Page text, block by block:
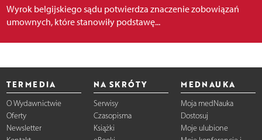
Wyrok belgijskiego sądu potwierdza znaczenie zobowiązań
umownych, które stanowiły podstawę...
TERMEDIA
O Wydawnictwie
Oferty
Newsletter
NA SKRÓTY
Serwisy
Czasopisma
Książki
MEDNAUKA
Moja medNauka
Dostosuj
Moje ulubione